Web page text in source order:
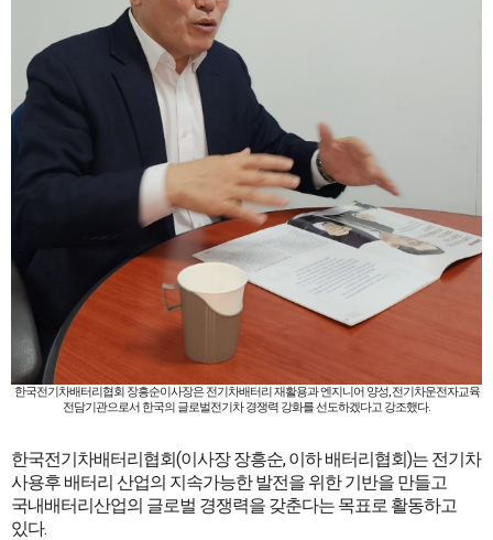
한국전기차배터리협회 장흥순이사장은 전기차배터리 재활용과 엔지니어 양성, 전기차운전자교육
전담기관으로서 한국의 글로벌전기차 경쟁력 강화를 선도하겠다고 강조했다.
한국전기차배터리협회(이사장 장흥순, 이하 배터리협회)는 전기차
사용후 배터리 산업의 지속가능한 발전을 위한 기반을 만들고
국내배터리산업의 글로벌 경쟁력을 갖춘다는 목표로 활동하고
있다.